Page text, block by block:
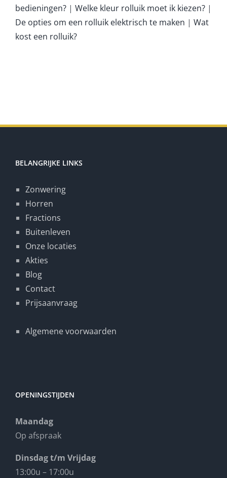
bedieningen?| Welke kleur rolluik moet ik kiezen?|
De opties om een rolluik elektrisch te maken | Wat
kost een rolluik?
BELANGRIJKE LINKS
Zonwering
Horren
Fractions
Buitenleven
Onze locaties
Akties
Blog
Contact
Prijsaanvraag
Algemene voorwaarden
OPENINGSTIJDEN
Maandag
Op afspraak
Dinsdag t/m Vrijdag
13:00u – 17:00u